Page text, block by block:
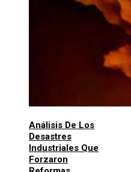
Análisis De Los
Desastres
Industriales Que
Forzaron